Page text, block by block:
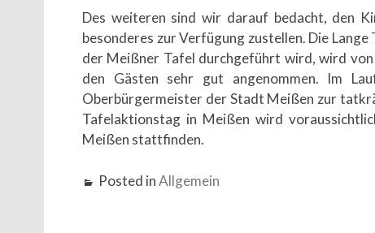
Des weiteren sind wir darauf bedacht, den
besonderes zur Verfügung zustellen. Die
der Meißner Tafel durchgeführt wird, wird
den Gästen sehr gut angenommen. Im
Oberbürgermeister der Stadt Meißen zur
Tafelaktionstag in Meißen wird
Meißen stattfinden.
Posted inAllgemein